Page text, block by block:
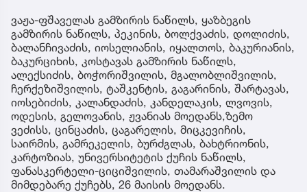
ვაჟა-ფშაველას გამზირის ნაწილს, ყაზბეგის
გამზირის ნაწილს, პეკინის, ბოლქვაძის, დოლიძის,
ბალანჩივაძის, იოსელიანის, იყალთოს, ბაკურიანის,
ბაკურციხის, კოსტავას გამზირის ნაწილს,
ალექსიძის, ბოჭორიშვილის, მგალობლიშვილის,
ჩერქეზიშვილის, ტაშკენტის, გაგარინის, შარტავას,
იოსებიძის, კალანდაძის, კანდელაკის, ლვოვის,
ოდესის, გელოვანის, ჟვანიას მოედანს,ზემო
ვეძისს, ცინცაძის, ცაგარელის, მიცკევიჩის,
საირმის, გამრეკელის, ბურძგლას, ბახტრიონის,
კარტოზიას, უნივერსიტეტის ქუჩის ნაწილს,
ფანასკერტელი-ციციშვილის, თამარაშვილის და
მიმდებარე ქუჩებს, 26 მაისის მოედანს.